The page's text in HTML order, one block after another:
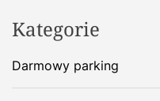
Kategorie
Darmowy parking